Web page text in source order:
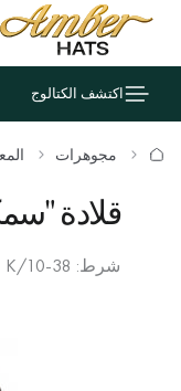
اكتشف الكتالوج
مجوهرات
قلادة
شرط: К/10-38